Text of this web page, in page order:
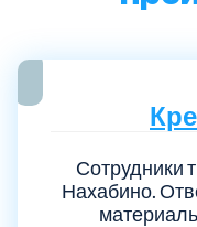
Сотрудники
Нахабино.